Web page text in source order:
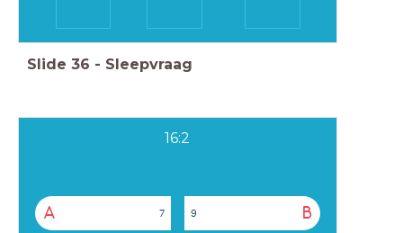
Slide 36 - Sleepvraag
16:2
A 7 B
9